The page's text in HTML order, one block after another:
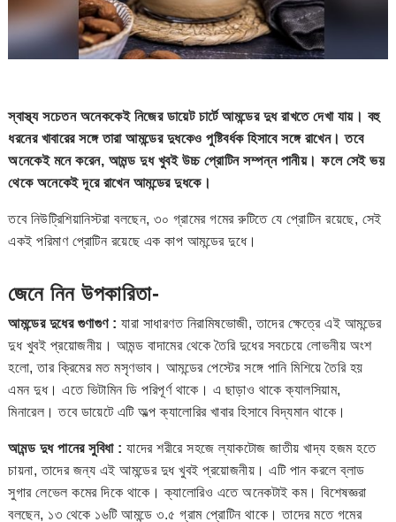
স্বাস্থ্য সচেতন অনেককেই নিজের ডায়েট চার্টে আমন্ডের দুধ রাখতে দেখা যায়। বহু
ধরনের খাবারের সঙ্গে তারা আমন্ডের দুধকেও পুষ্টিবর্ধক হিসাবে সঙ্গে রাখেন। তবে
অনেকেই মনে করেন, আমন্ড দুধ খুবই উচ্চ প্রোটিন সম্পন্ন পানীয়। ফলে সেই ভয়
থেকে অনেকেই দূরে রাখেন আমন্ডের দুধকে।
তবে নিউট্রিশিয়ানিস্টরা বলছেন, ৩০ গ্রামের গমের রুটিতে যে প্রোটিন রয়েছে, সেই
একই পরিমাণ প্রোটিন রয়েছে এক কাপ আমন্ডের দুধে।
জেনে নিন উপকারিতা-
আমন্ডের দুধের গুণাগুণ :যারা সাধারণত নিরামিষভোজী, তাদের ক্ষেত্রে এই আমন্ডের
দুধ খুবই প্রয়োজনীয়। আমন্ড বাদামের থেকে তৈরি দুধের সবচেয়ে লোভনীয় অংশ
হলো, তার ক্রিমের মত মসৃণভাব। আমন্ডের পেস্টের সঙ্গে পানি মিশিয়ে তৈরি হয়
এমন দুধ। এতে ভিটামিন ডি পরিপূর্ণ থাকে। এ ছাড়াও থাকে ক্যালসিয়াম,
মিনারেল। তবে ডায়েটে এটি অল্প ক্যালোরির খাবার হিসাবে বিদ্যমান থাকে।
আমন্ড দুধ পানের সুবিধা : যাদের শরীরে সহজে ল্যাকটোজ জাতীয় খাদ্য হজম হতে
চায়না, তাদের জন্য এই আমন্ডের দুধ খুবই প্রয়োজনীয়। এটি পান করলে ব্লাড
সুগার লেভেল কমের দিকে থাকে। ক্যালোরিও এতে অনেকটাই কম। বিশেষজ্ঞরা
বলছেন, ১৩ থেকে ১৬টি আমন্ডে ৩.৫ গ্রাম প্রোটিন থাকে। তাদের মতে গমের